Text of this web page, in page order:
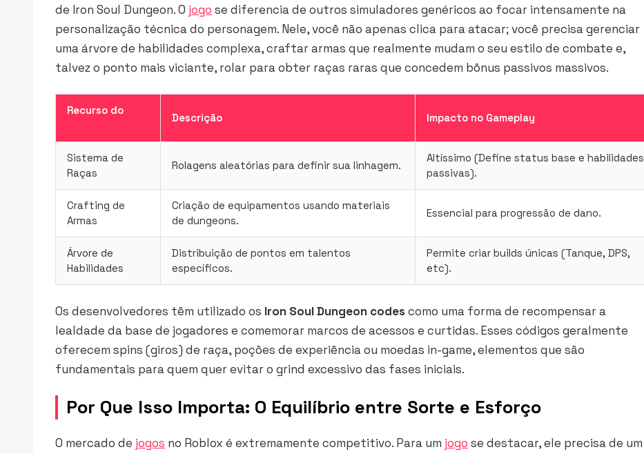
de Iron Soul Dungeon. O jogo se diferencia de outros simuladores genéricos ao focar intensamente na
personalização técnica do personagem. Nele, você não apenas clica para atacar; você precisa gerenciar
uma árvore de habilidades complexa, craftar armas que realmente mudam o seu estilo de combate e,
talvez o ponto mais viciante, rolar para obter raças raras que concedem bônus passivos massivos.
Recurso do
Descrição Impacto no Gameplay
Sistema de
Raças
Rolagens aleatórias para definir sua linhagem.
Altíssimo (Define status base e habilidades
passivas).
Crafting de
Armas
Criação de equipamentos usando materiais
de dungeons.
Essencial para progressão de dano.
Árvore de
Habilidades
Distribuição de pontos em talentos
específicos.
Permite criar builds únicas (Tanque, DPS,
etc).
Os desenvolvedores têm utilizado os Iron Soul Dungeon codes como uma forma de recompensar a
lealdade da base de jogadores e comemorar marcos de acessos e curtidas. Esses códigos geralmente
oferecem spins (giros) de raça, poções de experiência ou moedas in-game, elementos que são
fundamentais para quem quer evitar o grind excessivo das fases iniciais.
Por Que Isso Importa: O Equilíbrio entre Sorte e Esforço
O mercado de jogos no Roblox é extremamente competitivo. Para um jogo se destacar, ele precisa de um